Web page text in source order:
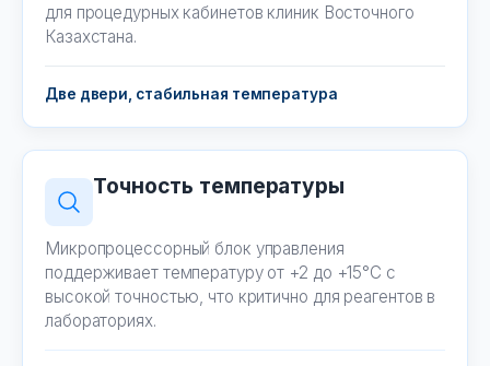
для процедурных кабинетов клиник Восточного
Казахстана.
Две двери, стабильная температура
Точность температуры
Микропроцессорный блок управления
поддерживает температуру от +2 до +15°C с
высокой точностью, что критично для реагентов в
лабораториях.